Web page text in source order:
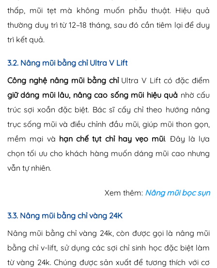
thấp, mũi tẹt mà không muốn phẫu thuật. Hiệu quả
thường duy trì từ 12–18 tháng, sau đó cần tiêm lại để duy
trì kết quả.
3.2. Nâng mũi bằng chỉ Ultra V Lift
Công nghệ nâng mũi bằng chỉUltra V Lift có đặc điểm
giữ dáng mũi lâu, nâng cao sống mũi hiệu quả nhờ cấu
trúc sợi xoắn đặc biệt. Bác sĩ cấy chỉ theo hướng nâng
trục sống mũi và điều chỉnh đầu mũi, giúp mũi thon gọn,
mềm mại và hạn chế tụt chỉ hay vẹo mũi. Đây là lựa
chọn tối ưu cho khách hàng muốn dáng mũi cao nhưng
vẫn tự nhiên.
Xem thêm: Nâng mũi bọc sụn
3.3. Nâng mũi bằng chỉ vàng 24K
Nâng mũi bằng chỉ vàng 24k, còn được gọi là nâng mũi
bằng chỉ v-lift, sử dụng các sợi chỉ sinh học đặc biệt làm
từ vàng 24k. Chúng được sản xuất để tương thích với cơ